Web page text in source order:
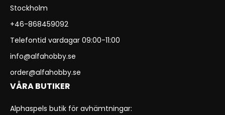
Stockholm
+46-868459092
Telefontid vardagar 09:00-11:00
info@alfahobby.se
order@alfahobby.se
VÅRA BUTIKER
Alphaspels butik för avhämtningar: